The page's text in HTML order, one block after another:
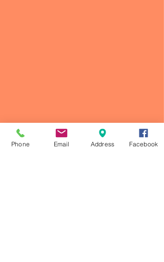
Phone Email Address Facebook